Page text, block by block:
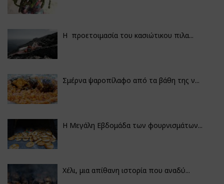
Η προετοιμασία του κασιώτικου πιλα...
Σμέρνα ψαροπίλαφο από τα βάθη της ν...
Η Μεγάλη Εβδομάδα των φουρνισμάτων...
Χέλι, μια απίθανη ιστορία που αναδύ...